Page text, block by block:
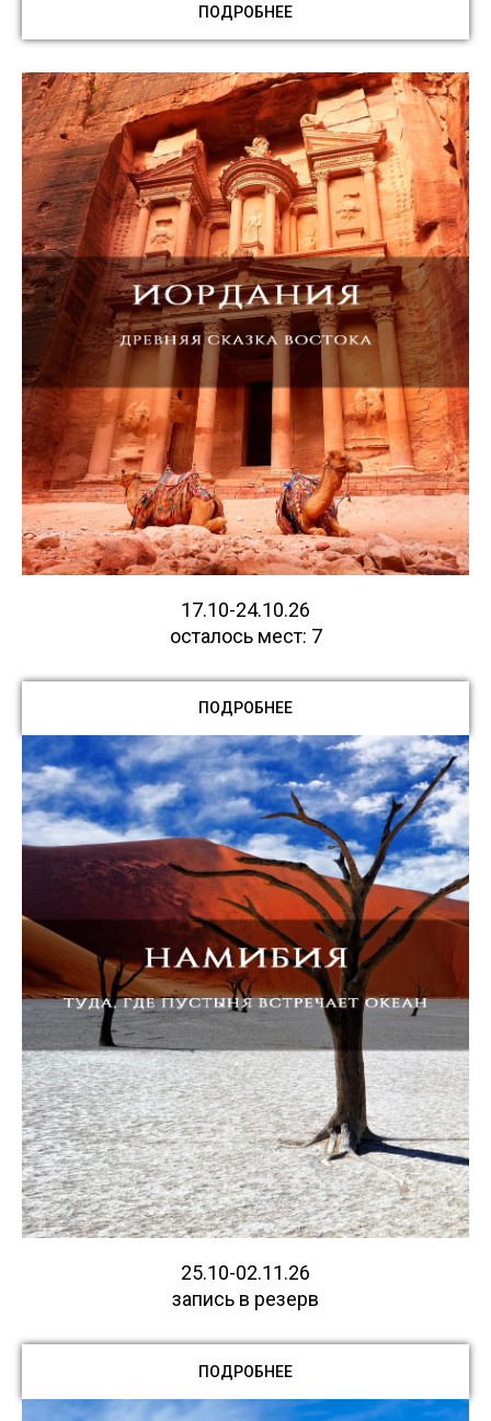
ПОДРОБНЕЕ
17.10-24.10.26
осталось мест: 7
ПОДРОБНЕЕ
25.10-02.11.26
запись в резерв
ПОДРОБНЕЕ